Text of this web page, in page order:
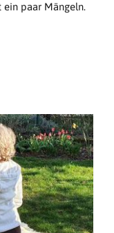
paar Mängeln.